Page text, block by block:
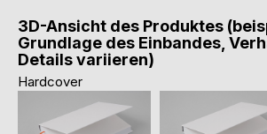
3D-Ansicht des Produktes
Grundlage des Einbandes,
Details variieren)
Hardcover